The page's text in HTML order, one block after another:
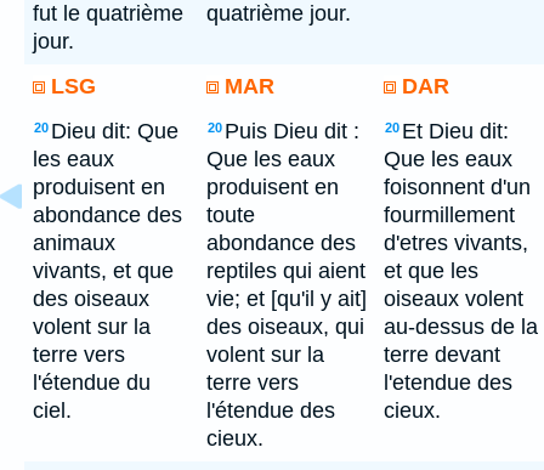
fut le quatrième
jour.
quatrième jour.
LSG MAR DAR
20 Dieu dit: Que
les eaux
produisent en
abondance des
animaux
vivants, et que
des oiseaux
volent sur la
terre vers
l'étendue du
ciel.
20 Puis Dieu dit :
Que les eaux
produisent en
toute
abondance des
reptiles qui aient
vie; et [qu'il y ait]
des oiseaux, qui
volent sur la
terre vers
l'étendue des
cieux.
20 Et Dieu dit:
Que les eaux
foisonnent d'un
fourmillement
d'etres vivants,
et que les
oiseaux volent
au-dessus de la
terre devant
l'etendue des
cieux.